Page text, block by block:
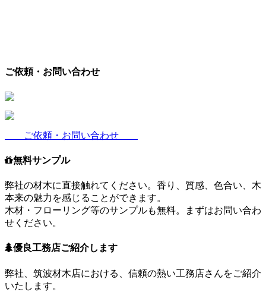
ご依頼・お問い合わせ
ご依頼・お問い合わせ
無料サンプル
弊社の材木に直接触れてください。香り、質感、色合い、木
本来の魅力を感じることができます。
木材・フローリング等のサンプルも無料。まずはお問い合わ
せください。
優良工務店ご紹介します
弊社、筑波材木店における、信頼の熱い工務店さんをご紹介
いたします。